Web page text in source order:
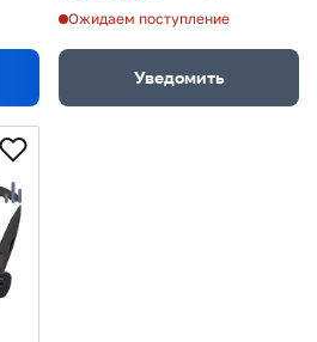
Ожидаем поступление
Уведомить